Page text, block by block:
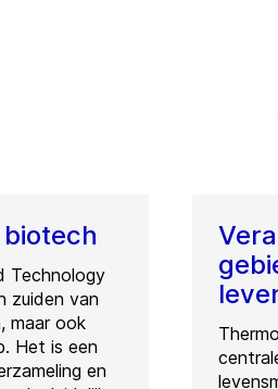
Technology
zuiden van
maar ook
Het is een
en